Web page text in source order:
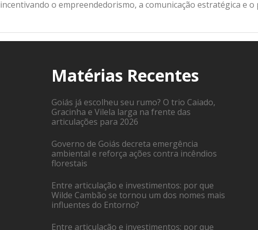
incentivando o empreendedorismo, a comunicação estratégica e
Matérias Recentes
Goiás já escolheu seu rumo? O trio Caiado,
Gracinha e Vilela larga na frente das
articulações para 2026
Governo de Goiás decreta emergência
ambiental e reforça ações contra incêndios
florestais
Entre articulação e investimentos: por que
Wilde Cambão se tornou um dos nomes mais
influentes do Entorno?
Entre articulação e investimentos: por que